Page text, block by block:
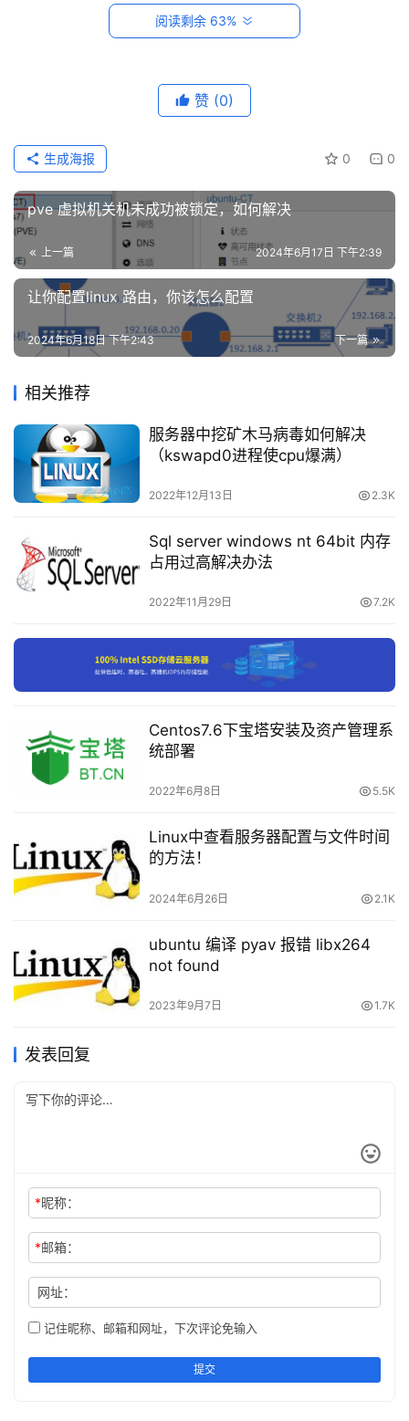
网
络
安
全
网
站
建
设
域
名
备
案
资
源
下
登录 注册
如果没有恢复提示，我们可以进入「文件」-「选
项」-「保存」，复制一下「自动恢复文件位置」后面的路
径。
然后，在计算机地址栏输入该地址进入，这里，我
们可以找到一些后缀“.asd”的文件，这些就是丢失的文件，
找到最近时间的文件，用 Word 打开即可恢复。
说明：进入「文件」-「选项」-「保存」，在「保
存自动恢复信息时间间隔」后面的间隔时间，取决于我们恢
阅读剩余 63%
https://www.cnaaa.net/archives/12116
赞 (0)
0 0
生成海报
pve 虚拟机关机未成功被锁定，如何解决
上一篇 2024年6月17日 下午2:39
让你配置linux 路由，你该怎么配置
下一篇
2024年6月18日 下午2:43
相关推荐
服务器中挖矿木马病毒如何解决
（kswapd0进程使cpu爆满）
2022年12月13日 2.3K
Sql server windows nt 64bit 内存
占用过高解决办法
2022年11月29日 7.2K
Centos7.6下宝塔安装及资产管理系
统部署
2022年6月8日 5.5K
Linux中查看服务器配置与文件时间
的方法！
2024年6月26日 2.1K
ubuntu 编译 pyav 报错 libx264
not found
2023年9月7日 1.7K
发表回复
*昵称：
*邮箱：
网址：
记住昵称、邮箱和网址，下次评论免输入
提交